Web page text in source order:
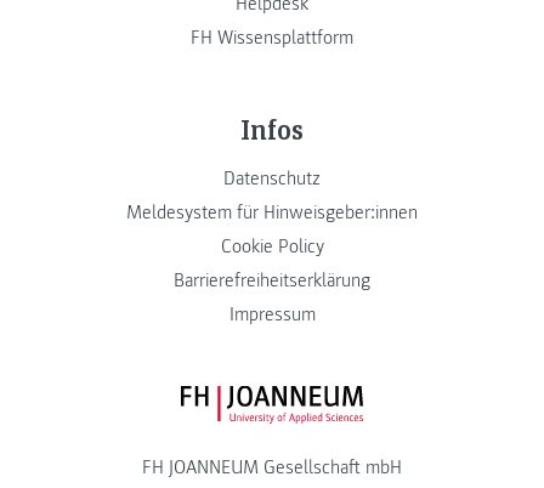
FH Wissensplattform
Infos
Datenschutz
Meldesystem für Hinweisgeber:innen
Cookie Policy
Barrierefreiheitserklärung
Impressum
FH JOANNEUM Logo
FH JOANNEUM Gesellschaft mbH